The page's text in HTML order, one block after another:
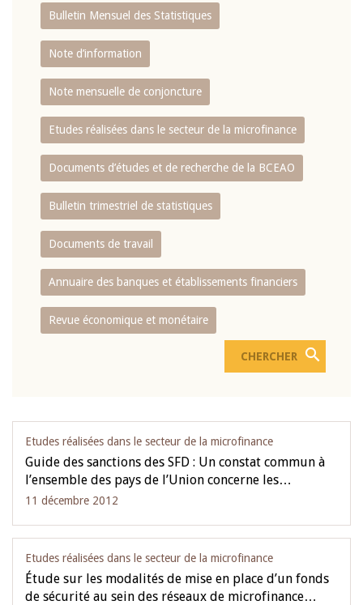
Bulletin Mensuel des Statistiques
Note d’information
Note mensuelle de conjoncture
Etudes réalisées dans le secteur de la microfinance
Documents d’études et de recherche de la BCEAO
Bulletin trimestriel de statistiques
Documents de travail
Annuaire des banques et établissements financiers
Revue économique et monétaire
Etudes réalisées dans le secteur de la microfinance
Guide des sanctions des SFD : Un constat commun à
l’ensemble des pays de l’Union concerne les…
11 décembre 2012
Etudes réalisées dans le secteur de la microfinance
Étude sur les modalités de mise en place d’un fonds
de sécurité au sein des réseaux de microfinance…